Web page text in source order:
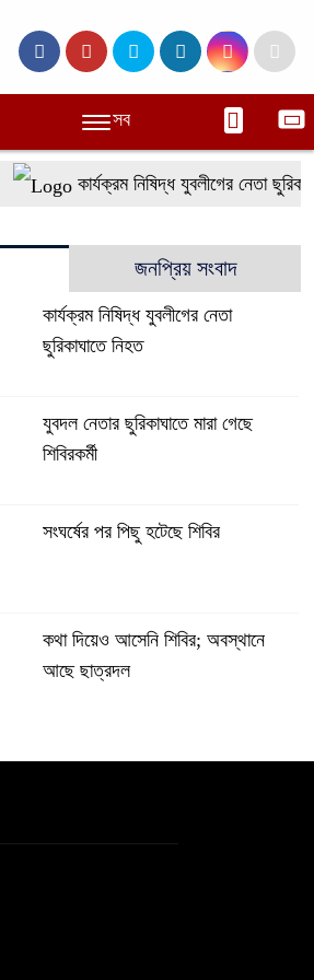
সব
কার্যক্রম নিষিদ্ধ যুবলীগের নেতা
জনপ্রিয় সংবাদ
কার্যক্রম নিষিদ্ধ যুবলীগের নেতা
ছুরিকাঘাতে নিহত
যুবদল নেতার ছুরিকাঘাতে মারা গেছে
শিবিরকর্মী
সংঘর্ষের পর পিছু হটেছে শিবির
কথা দিয়েও আসেনি শিবির; অবস্থানে
আছে ছাত্রদল